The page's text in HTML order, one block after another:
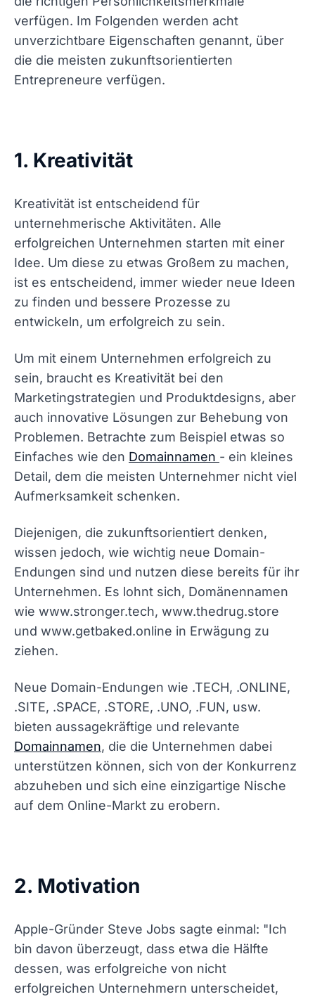
verfügen. Im Folgenden werden acht
unverzichtbare Eigenschaften genannt, über
die die meisten zukunftsorientierten
Entrepreneure verfügen.
1. Kreativität
Kreativität ist entscheidend für
unternehmerische Aktivitäten. Alle
erfolgreichen Unternehmen starten mit einer
Idee. Um diese zu etwas Großem zu machen,
ist es entscheidend, immer wieder neue Ideen
zu finden und bessere Prozesse zu
entwickeln, um erfolgreich zu sein.
Um mit einem Unternehmen erfolgreich zu
sein, braucht es Kreativität bei den
Marketingstrategien und Produktdesigns, aber
auch innovative Lösungen zur Behebung von
Problemen. Betrachte zum Beispiel etwas so
Einfaches wie den Domainnamen - ein kleines
Detail, dem die meisten Unternehmer nicht viel
Aufmerksamkeit schenken.
Diejenigen, die zukunftsorientiert denken,
wissen jedoch, wie wichtig neue Domain-
Endungen sind und nutzen diese bereits für ihr
Unternehmen. Es lohnt sich, Domänennamen
wie www.stronger.tech, www.thedrug.store
und www.getbaked.online in Erwägung zu
ziehen.
Neue Domain-Endungen wie .TECH, .ONLINE,
.SITE, .SPACE, .STORE, .UNO, .FUN, usw.
bieten aussagekräftige und relevante
Domainnamen, die die Unternehmen dabei
unterstützen können, sich von der Konkurrenz
abzuheben und sich eine einzigartige Nische
auf dem Online-Markt zu erobern.
2. Motivation
Apple-Gründer Steve Jobs sagte einmal: "Ich
bin davon überzeugt, dass etwa die Hälfte
dessen, was erfolgreiche von nicht
erfolgreichen Unternehmern unterscheidet,